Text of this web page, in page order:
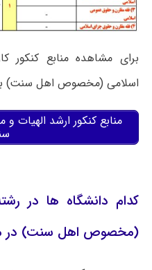
برای مشاهده منابع کنکور
اسلامی (مخصوص اهل سنت) به
منابع کنکور ارشد
کدام دانشگاه ها در
(مخصوص اهل سنت) در